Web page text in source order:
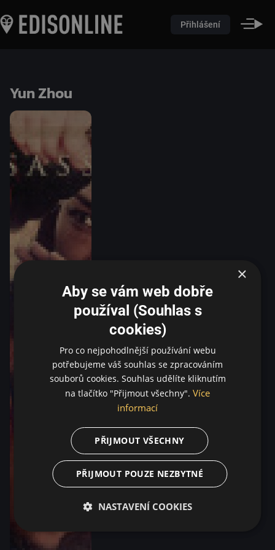
Přihlášení
Yun Zhou
×
Aby se vám web dobře
používal (Souhlas s
cookies)
Pro co nejpohodlnější používání webu
potřebujeme váš souhlas se zpracováním
souborů cookies. Souhlas udělíte kliknutím
na tlačítko "Přijmout všechny". Více
informací
PŘIJMOUT VŠECHNY
PŘIJMOUT POUZE NEZBYTNÉ
NASTAVENÍ COOKIES